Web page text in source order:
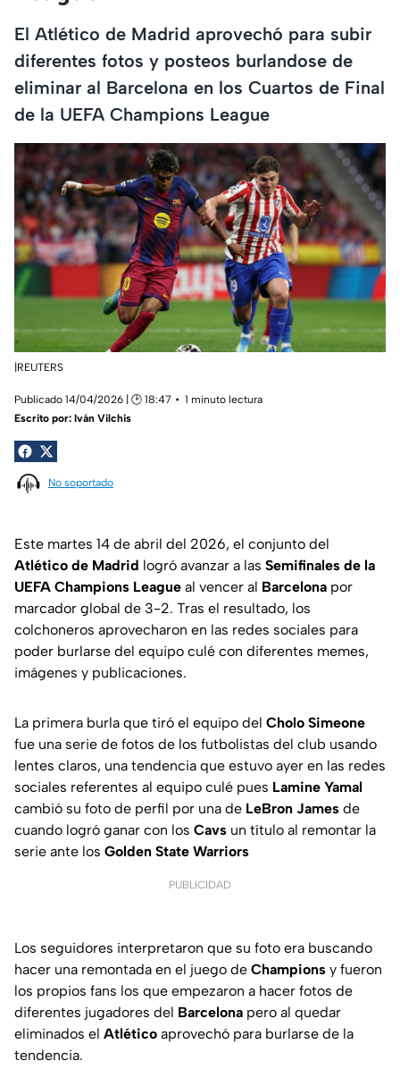
El Atlético de Madrid aprovechó para subir
diferentes fotos y posteos burlandose de
eliminar al Barcelona en los Cuartos de Final
de la UEFA Champions League
|REUTERS
Publicado 14/04/2026 | 🕑 18:47
1 minuto lectura
Escrito por: Iván Vilchis
No soportado
Este martes 14 de abril del 2026, el conjunto del
Atlético de Madrid logró avanzar a las Semifinales de la
UEFA Champions League al vencer al Barcelona por
marcador global de 3-2. Tras el resultado, los
colchoneros aprovecharon en las redes sociales para
poder burlarse del equipo culé con diferentes memes,
imágenes y publicaciones.
La primera burla que tiró el equipo del Cholo Simeone
fue una serie de fotos de los futbolistas del club usando
lentes claros, una tendencia que estuvo ayer en las redes
sociales referentes al equipo culé pues Lamine Yamal
cambió su foto de perfil por una de LeBron James de
cuando logró ganar con los Cavs un título al remontar la
serie ante los Golden State Warriors
PUBLICIDAD
Los seguidores interpretaron que su foto era buscando
hacer una remontada en el juego de Champions y fueron
los propios fans los que empezaron a hacer fotos de
diferentes jugadores del Barcelona pero al quedar
eliminados el Atlético aprovechó para burlarse de la
tendencia.